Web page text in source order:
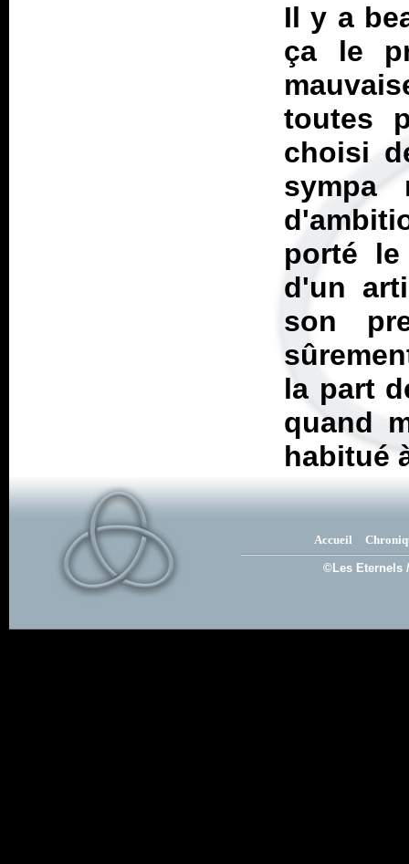
Il y a
ça le
toutes
choisi
sympa
porté
d'un
son
la part
quand
habitué
Accueil
©Les Eternels